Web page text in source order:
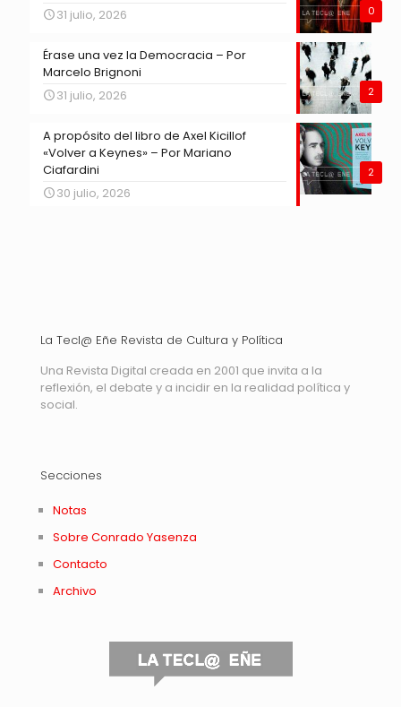
0
31 julio, 2026
2
Érase una vez la Democracia – Por
Marcelo Brignoni
31 julio, 2026
2
A propósito del libro de Axel Kicillof
«Volver a Keynes» – Por Mariano
Ciafardini
30 julio, 2026
La Tecl@ Eñe Revista de Cultura y Política
Una Revista Digital creada en 2001 que invita a la
reflexión, el debate y a incidir en la realidad política y
social.
Secciones
Notas
Sobre Conrado Yasenza
Contacto
Archivo